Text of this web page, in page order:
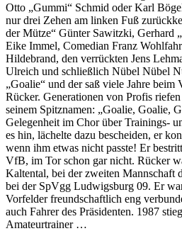
Otto „Gummi“ Schmid oder Karl
nur drei Zehen am linken Fuß
der Mütze“ Günter Sawitzki, Gerhard
Eike Immel, Comedian Franz
Hildebrand, den verrückten Jens
Ulreich und schließlich Nübel Nübel
„Goalie“ und der saß viele Jahre
Rücker. Generationen von Profis
seinem Spitznamen: „Goalie, Goalie,
Gelegenheit im Chor über Trainings-
es hin, lächelte dazu bescheiden, er
wenn ihm etwas nicht passte! Er
VfB, im Tor schon gar nicht. Rücker
Kaltental, bei der zweiten Mannschaft
bei der SpVgg Ludwigsburg 09. Er
Vorfelder freundschaftlich eng
auch Fahrer des Präsidenten. 1987
Amateurtrainer …